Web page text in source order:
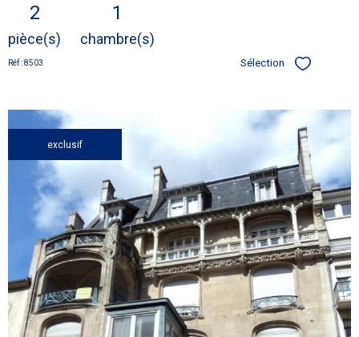
2
pièce(s)
1
chambre(s)
Réf : 8503 Sélection Sélectionner
exclusif
voir le